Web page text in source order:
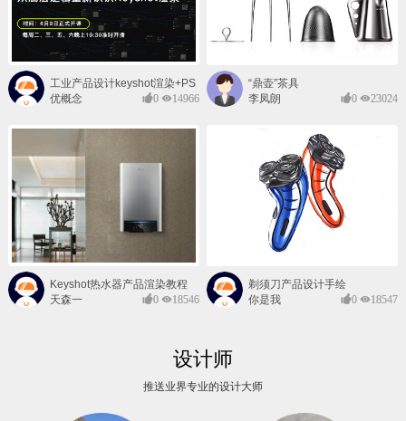
工业产品设计keyshot渲染+PS
后期班
优概念 0 14966
“鼎壶”茶具
李凤朗
0 23024
Keyshot热水器产品渲染教程
天森一
0 18546
剃须刀产品设计手绘
你是我
0 18547
设计师
推送业界专业的设计大师